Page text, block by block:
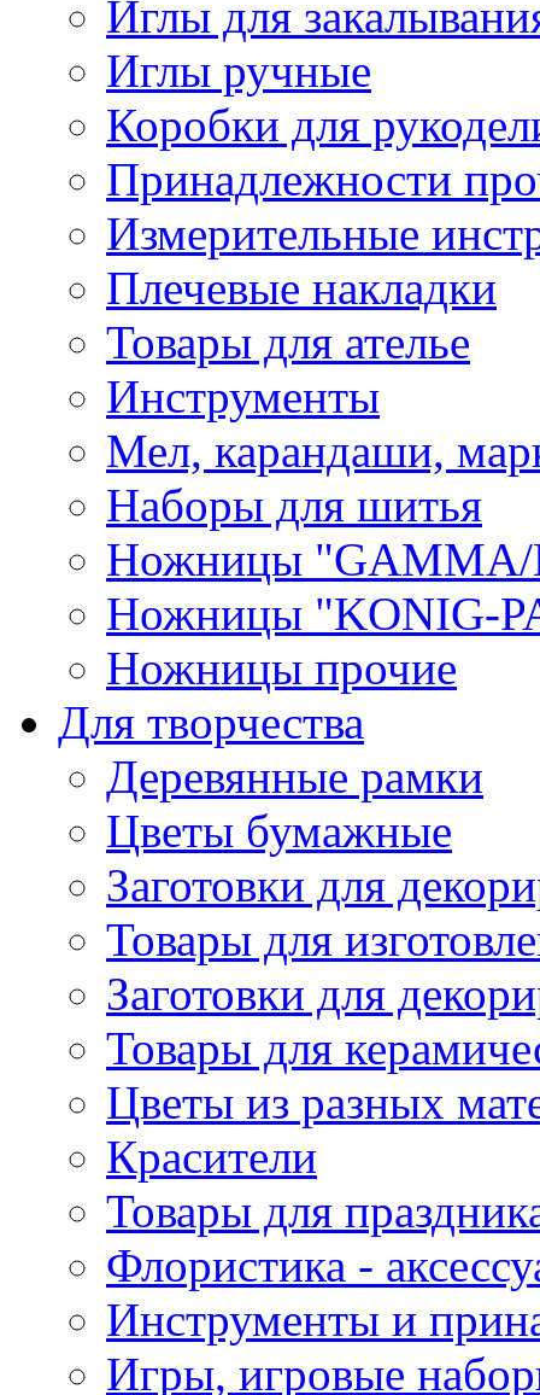
Иглы для
Иглы ручные
Коробки для
Принадлежности
Измерительные
Плечевые накладки
Товары для ателье
Инструменты
Мел, карандаши,
Наборы для шитья
Ножницы "GAMMA/
Ножницы "KONIG-
Ножницы прочие
Для творчества
Деревянные рамки
Цветы бумажные
Заготовки для
Товары для
Заготовки для
Товары для
Цветы из разных
Красители
Товары для
Флористика -
Инструменты и
Игры, игровые